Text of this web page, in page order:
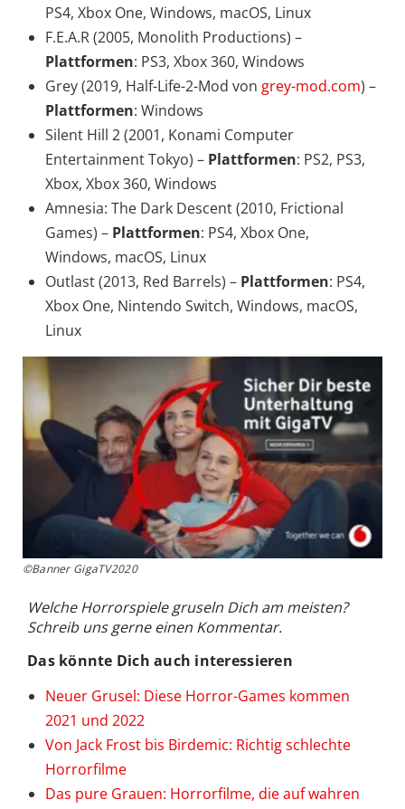
PS4, Xbox One, Windows, macOS, Linux
F.E.A.R (2005, Monolith Productions) –
Plattformen: PS3, Xbox 360, Windows
Grey (2019, Half-Life-2-Mod von grey-mod.com) –
Plattformen: Windows
Silent Hill 2 (2001, Konami Computer
Entertainment Tokyo) – Plattformen: PS2, PS3,
Xbox, Xbox 360, Windows
Amnesia: The Dark Descent (2010, Frictional
Games) – Plattformen: PS4, Xbox One,
Windows, macOS, Linux
Outlast (2013, Red Barrels) – Plattformen: PS4,
Xbox One, Nintendo Switch, Windows, macOS,
Linux
©Banner GigaTV2020
Welche Horrorspiele gruseln Dich am meisten?
Schreib uns gerne einen Kommentar.
Das könnte Dich auch interessieren
Neuer Grusel: Diese Horror-Games kommen
2021 und 2022
Von Jack Frost bis Birdemic: Richtig schlechte
Horrorfilme
Das pure Grauen: Horrorfilme, die auf wahren